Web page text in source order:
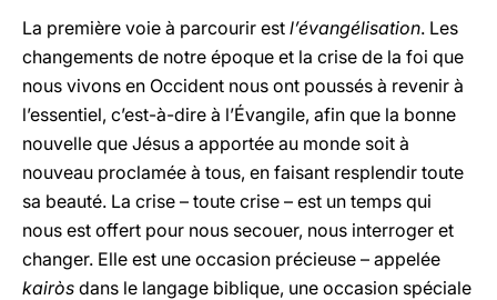
La première voie à parcourir est l’évangélisation. Les
changements de notre époque et la crise de la foi que
nous vivons en Occident nous ont poussés à revenir à
l’essentiel, c’est-à-dire à l’Évangile, afin que la bonne
nouvelle que Jésus a apportée au monde soit à
nouveau proclamée à tous, en faisant resplendir toute
sa beauté. La crise – toute crise – est un temps qui
nous est offert pour nous secouer, nous interroger et
changer. Elle est une occasion précieuse – appelée
kairòs dans le langage biblique, une occasion spéciale